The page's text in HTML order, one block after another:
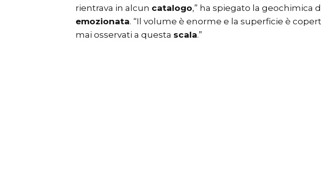
rientrava in alcun catalogo,” ha spiegato la geochimica
emozionata. “Il volume è enorme e la superficie è
mai osservati a questa scala.”